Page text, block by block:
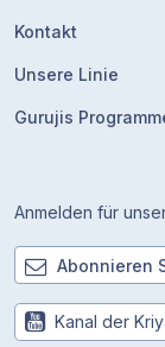
Kontakt
Unsere Linie
Gurujis
Anmelden für
Abonnieren
Kanal der